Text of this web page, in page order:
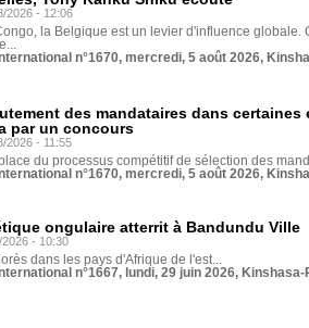
2026 - 12:06
la Belgique est un levier d'influence globale.
n°1670, mercredi, 5 août 2026,
des mandataires dans
par un concours
2026 - 11:55
du processus compétitif de sélection des
n°1670, mercredi, 5 août 2026,
ongulaire atterrit à Bandundu Ville
- 10:30
dans les pays d'Afrique de l'est...
n°1667, lundi, 29 juin 2026,